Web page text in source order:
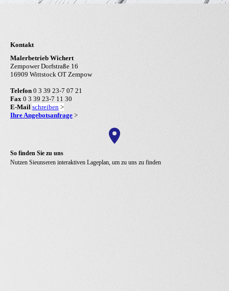
Kontakt
Malerbetrieb Wichert
Zempower Dorfstraße 16
16909 Wittstock OT Zempow
Telefon 0 3 39 23-7 07 21
Fax 0 3 39 23-7 11 30
E-Mail schreiben >
Ihre Angebotsanfrage >
So finden Sie zu uns
Nutzen Sieunseren interaktiven Lageplan, um zu uns zu finden